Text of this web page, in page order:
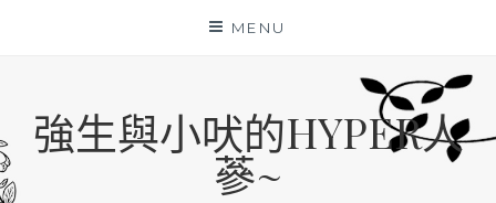
MENU
強生與小吠的HYPER人
蔘~